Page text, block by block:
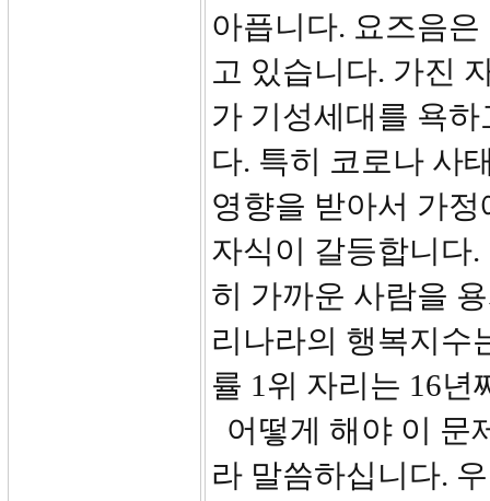
아픕니다. 요즈음
고 있습니다. 가진
가 기성세대를 욕
다. 특히 코로나 사
영향을 받아서 가
자식이 갈등합니다
히 가까운 사람을
리나라의 행복지수
률 1위 자리는 16년
어떻게 해야 이 문
라 말씀하십니다.